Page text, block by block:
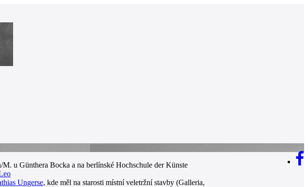
u Günthera Bocka a na berlínské Hochschule der Künste
Ungerse, kde měl na starosti místní veletržní stavby (Galleria,